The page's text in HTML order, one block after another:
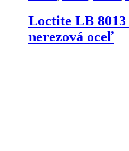
Loctite LB 8013
nerezová oceľ